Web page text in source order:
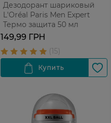
Дезодорант шариковый
L'Oréal Paris Men Expert
Термо защита 50 мл
149,99 ГРН